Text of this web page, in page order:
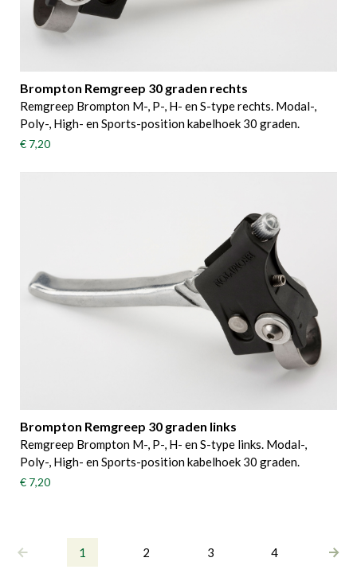
Brompton Remgreep 30 graden rechts
Remgreep Brompton M-, P-, H- en S-type rechts. Modal-,
Poly-, High- en Sports-position kabelhoek 30 graden.
€ 7,20
Brompton Remgreep 30 graden links
Remgreep Brompton M-, P-, H- en S-type links. Modal-,
Poly-, High- en Sports-position kabelhoek 30 graden.
€ 7,20
1 2 3 4